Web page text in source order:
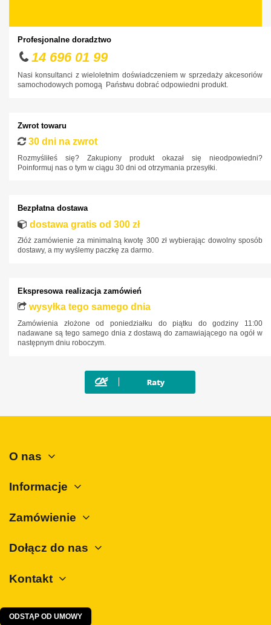
Dodge
DS
Fiat
Hyundai
Isuzu
Jaguar
Jeep
Kia
Land Rover
Lexus
MAN
Maxus
Mercedes-Benz
Porsche
SAAB
Skoda
Profesjonalne doradztwo
14 696 01 99
Nasi konsultanci z wieloletnim doświadczeniem w sprzedaży akcesoriów
samochodowych pomogą Państwu dobrać odpowiedni produkt.
Zwrot towaru
30 dni na zwrot
Rozmyśliłeś się? Zakupiony produkt okazał się nieodpowiedni?
Poinformuj nas o tym w ciągu 30 dni od otrzymania przesyłki.
Bezpłatna dostawa
dostawa gratis od 300 zł
Złóż zamówienie za minimalną kwotę 300 zł wybierając dowolny sposób
dostawy, a my wyślemy paczkę za darmo.
Ekspresowa realizacja zamówień
wysyłka tego samego dnia
Zamówienia złożone od poniedziałku do piątku do godziny 11:00
nadawane są tego samego dnia z dostawą do zamawiającego na ogół w
następnym dniu roboczym.
O nas
Informacje
Zamówienie
Dołącz do nas
Kontakt
ODSTĄP OD UMOWY